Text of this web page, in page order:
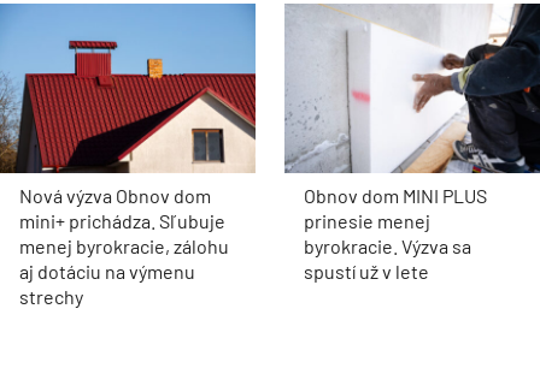
Nová výzva Obnov dom
mini+ prichádza. Sľubuje
menej byrokracie, zálohu
aj dotáciu na výmenu
strechy
Obnov dom MINI PLUS
prinesie menej
byrokracie. Výzva sa
spustí už v lete